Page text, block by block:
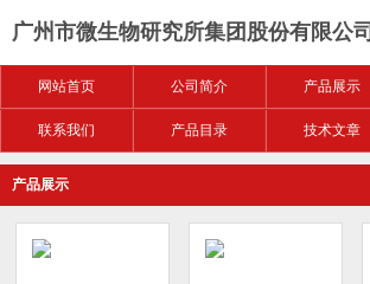
广州市微生物研究所集团股份有限公司
网站首页 公司简介 产品展示
联系我们 产品目录 技术文章
产品展示